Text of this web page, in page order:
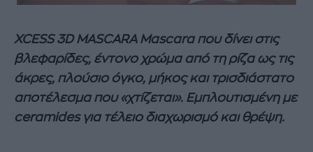
XCESS 3D MASCARA Mascara που δίνει στις
βλεφαρίδες, έντονο χρώμα από τη ρίζα ως τις
άκρες, πλούσιο όγκο, μήκος και τρισδιάστατο
αποτέλεσμα που «χτίζεται». Εμπλουτισμένη με
ceramides για τέλειο διαχωρισμό και θρέψη.